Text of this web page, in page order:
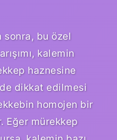
sonra, bu özel
kalemin
haznesine
dikkat edilmesi
homojen bir
Eğer mürekkep